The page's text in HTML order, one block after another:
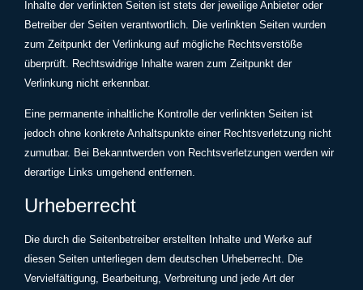
Inhalte der verlinkten Seiten ist stets der jeweilige Anbieter oder
Betreiber der Seiten verantwortlich. Die verlinkten Seiten wurden
zum Zeitpunkt der Verlinkung auf mögliche Rechtsverstöße
überprüft. Rechtswidrige Inhalte waren zum Zeitpunkt der
Verlinkung nicht erkennbar.
Eine permanente inhaltliche Kontrolle der verlinkten Seiten ist
jedoch ohne konkrete Anhaltspunkte einer Rechtsverletzung nicht
zumutbar. Bei Bekanntwerden von Rechtsverletzungen werden wir
derartige Links umgehend entfernen.
Urheberrecht
Die durch die Seitenbetreiber erstellten Inhalte und Werke auf
diesen Seiten unterliegen dem deutschen Urheberrecht. Die
Vervielfältigung, Bearbeitung, Verbreitung und jede Art der